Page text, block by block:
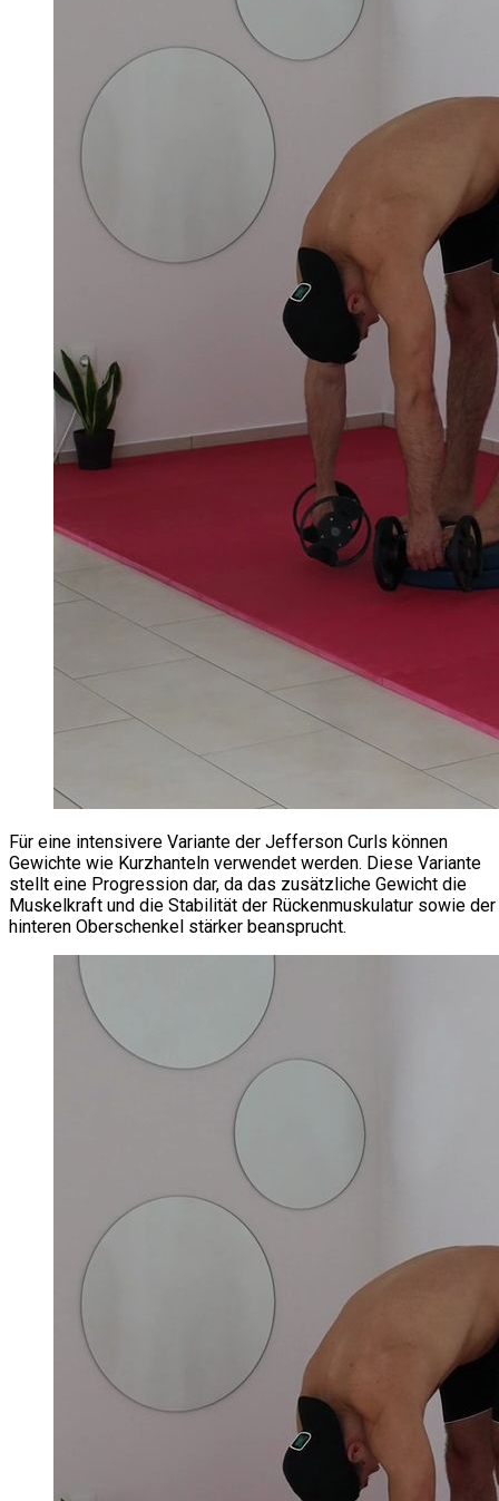
Für eine intensivere Variante der Jefferson Curls können
Gewichte wie Kurzhanteln verwendet werden. Diese Variante
stellt eine Progression dar, da das zusätzliche Gewicht die
Muskelkraft und die Stabilität der Rückenmuskulatur sowie der
hinteren Oberschenkel stärker beansprucht.